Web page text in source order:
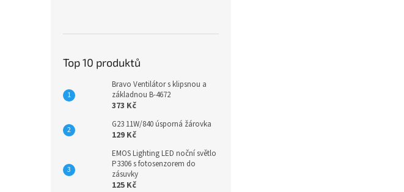
Top 10 produktů
Bravo Ventilátor s klipsnou a
základnou B-4672
373 Kč
G23 11W/840 úsporná žárovka
129 Kč
EMOS Lighting LED noční světlo
P3306 s fotosenzorem do
zásuvky
125 Kč